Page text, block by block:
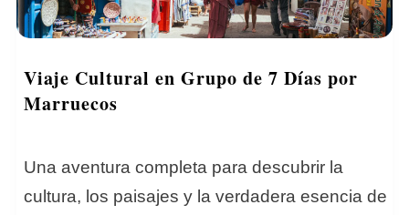
Viaje Cultural en Grupo de 7 Días por
Marruecos
Una aventura completa para descubrir la
cultura, los paisajes y la verdadera esencia de